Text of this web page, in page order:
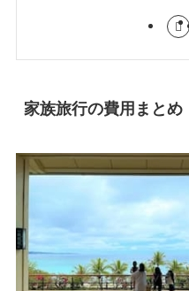
家族旅行の費用まとめ